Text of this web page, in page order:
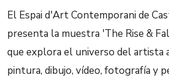
El Espai d'Art Contemporani de
presenta la muestra 'The Rise &
que explora el universo del artista
pintura, dibujo, vídeo, fotografía y